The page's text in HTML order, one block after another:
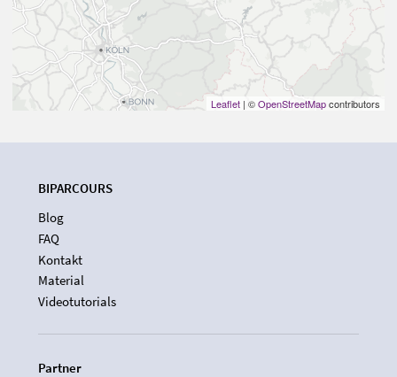
Leaflet | ©OpenStreetMapcontributors
BIPARCOURS
Blog
FAQ
Kontakt
Material
Videotutorials
Partner